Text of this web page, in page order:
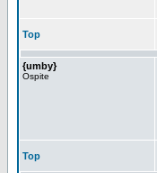
Top
{umby}
Ospite
Top